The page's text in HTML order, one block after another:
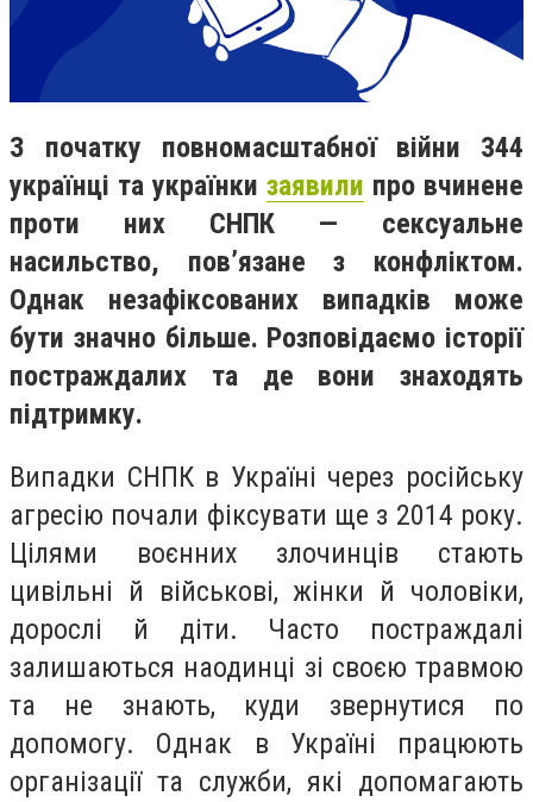
З початку повномасштабної війни 344
українці та українки заявили про вчинене
проти них СНПК — сексуальне
насильство, пов’язане з конфліктом.
Однак незафіксованих випадків може
бути значно більше. Розповідаємо історії
постраждалих та де вони знаходять
підтримку.
Випадки СНПК в Україні через російську
агресію почали фіксувати ще з 2014 року.
Цілями воєнних злочинців стають
цивільні й військові, жінки й чоловіки,
дорослі й діти. Часто постраждалі
залишаються наодинці зі своєю травмою
та не знають, куди звернутися по
допомогу. Однак в Україні працюють
організації та служби, які допомагають